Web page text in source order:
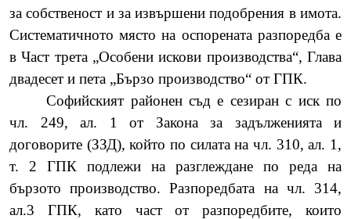
за собственост и за извършени подобрения в имота.
Систематичното място на оспорената разпоредба е
вЧаст трета „Особени искови производства“, Глава
двадесет и пета „Бързо производство“ от ГПК.
Софийският районен съд е сезиран с иск по
чл. 249, ал. 1 от Закона за задълженията и
договорите (ЗЗД), който по силата на чл. 310, ал. 1,
т. 2 ГПК подлежи на разглеждане по реда на
бързото производство. Разпоредбата на чл. 314,
ал.3 ГПК, като част от разпоредбите, които